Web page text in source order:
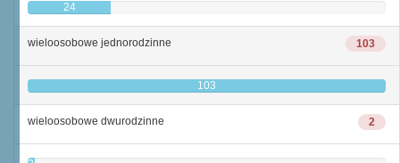
24
103
wieloosobowe jednorodzinne
103
2
wieloosobowe dwurodzinne